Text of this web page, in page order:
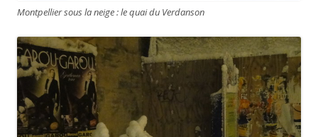
Montpellier sous la neige : le quai du Verdanson